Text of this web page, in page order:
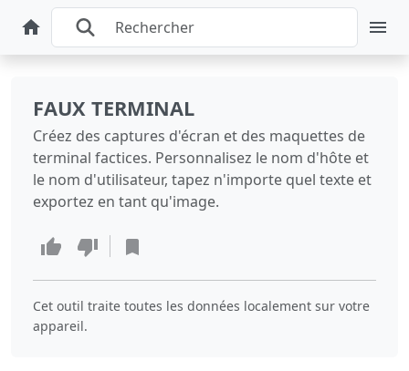
FAUX TERMINAL
Créez des captures d'écran et des maquettes de
terminal factices. Personnalisez le nom d'hôte et
le nom d'utilisateur, tapez n'importe quel texte et
exportez en tant qu'image.
Cet outil traite toutes les données localement sur votre
appareil.